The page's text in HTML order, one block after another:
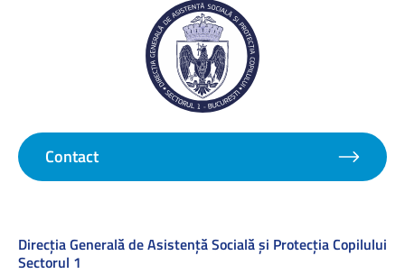
Contact
Direcţia Generală de Asistenţă Socială şi Protecţia Copilului
Sectorul 1